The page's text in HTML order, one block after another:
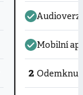
Mobilní
2